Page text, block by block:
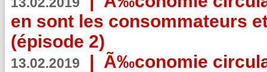
en sont les consommateurs
(épisode 2)
13.02.2019 | Ã‰conomie